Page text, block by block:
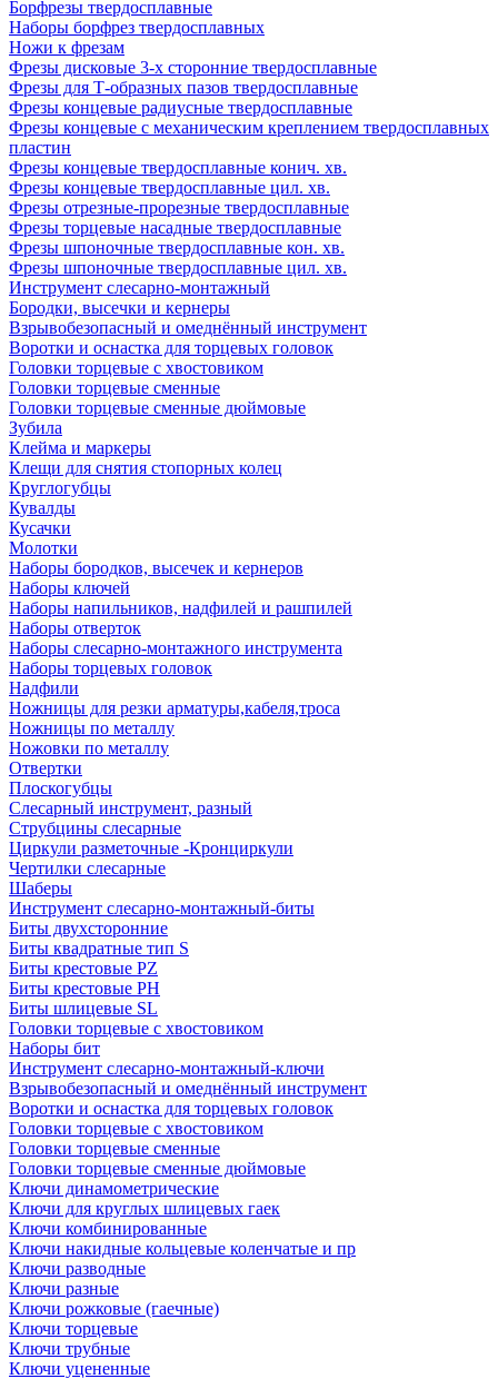
Борфрезы твердосплавные
Наборы борфрез твердосплавных
Ножи к фрезам
Фрезы дисковые 3-х сторонние твердосплавные
Фрезы для Т-образных пазов твердосплавные
Фрезы концевые радиусные твердосплавные
Фрезы концевые с механическим креплением твердосплавных
пластин
Фрезы концевые твердосплавные конич. хв.
Фрезы концевые твердосплавные цил. хв.
Фрезы отрезные-прорезные твердосплавные
Фрезы торцевые насадные твердосплавные
Фрезы шпоночные твердосплавные кон. хв.
Фрезы шпоночные твердосплавные цил. хв.
Инструмент слесарно-монтажный
Бородки, высечки и кернеры
Взрывобезопасный и омеднённый инструмент
Воротки и оснаcтка для торцевых головок
Головки торцевые с хвостовиком
Головки торцевые сменные
Головки торцевые сменные дюймовые
Зубила
Клейма и маркеры
Клещи для снятия стопорных колец
Круглогубцы
Кувалды
Кусачки
Молотки
Наборы бородков, высечек и кернеров
Наборы ключей
Наборы напильников, надфилей и рашпилей
Наборы отверток
Наборы слесарно-монтажного инструмента
Наборы торцевых головок
Надфили
Ножницы для резки арматуры,кабеля,троса
Ножницы по металлу
Ножовки по металлу
Отвертки
Плоскогубцы
Слесарный инструмент, разный
Струбцины слесарные
Циркули разметочные -Кронциркули
Чертилки слесарные
Шаберы
Инструмент слесарно-монтажный-биты
Биты двухсторонние
Биты квадратные тип S
Биты крестовые РZ
Биты крестовые РН
Биты шлицевые SL
Головки торцевые с хвостовиком
Наборы бит
Инструмент слесарно-монтажный-ключи
Взрывобезопасный и омеднённый инструмент
Воротки и оснаcтка для торцевых головок
Головки торцевые с хвостовиком
Головки торцевые сменные
Головки торцевые сменные дюймовые
Ключи динамометрические
Ключи для круглых шлицевых гаек
Ключи комбинированные
Ключи накидные кольцевые коленчатые и пр
Ключи разводные
Ключи разные
Ключи рожковые (гаечные)
Ключи торцевые
Ключи трубные
Ключи уцененные